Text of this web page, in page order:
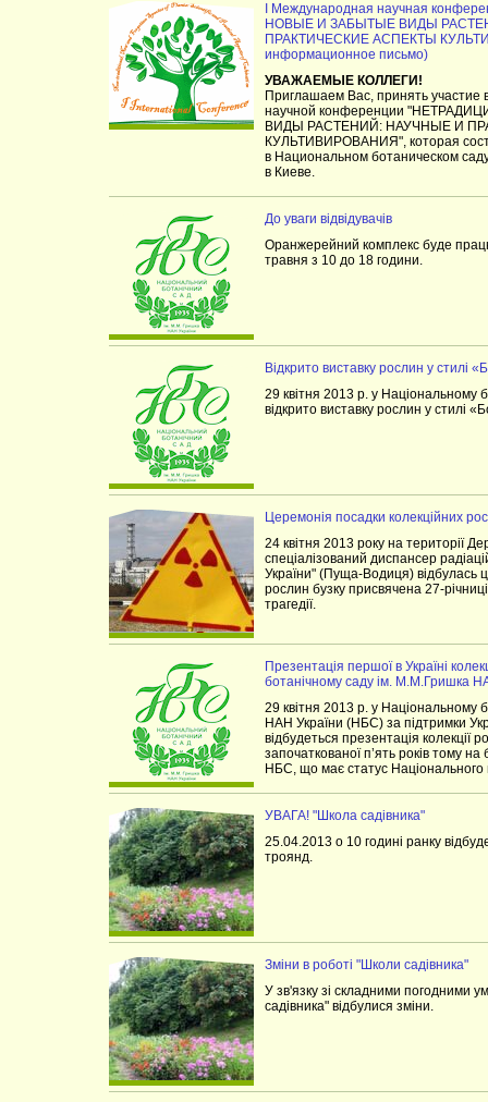
I Международная научная
НОВЫЕ И ЗАБЫТЫЕ ВИДЫ
ПРАКТИЧЕСКИЕ АСПЕКТЫ
информационное письмо)
УВАЖАЕМЫЕ КОЛЛЕГИ!
Приглашаем Вас, принять
научной конференции
ВИДЫ РАСТЕНИЙ: НАУЧНЫЕ И
КУЛЬТИВИРОВАНИЯ", которая
в Национальном ботаническом
в Киеве.
До уваги відвідувачів
Оранжерейний комплекс буде
травня з 10 до 18 години.
Відкрито виставку рослин у стилі
29 квітня 2013 р. у Національному
відкрито виставку рослин у стилі
Церемонія посадки колекційних
24 квітня 2013 року на території
спеціалізований диспансер
України" (Пуща-Водиця) відбулась
рослин бузку присвячена 27-
трагедії.
Презентація першої в Україні
ботанічному саду ім. М.М.Гришка
29 квітня 2013 р. у Національному
НАН України (НБС) за підтримки
відбудеться презентація колекції
започаткованої п’ять років тому на
НБС, що має статус
УВАГА! "Школа садівника"
25.04.2013 о 10 годині ранку
троянд.
Зміни в роботі "Школи садівника"
У зв'язку зі складними погодними
садівника" відбулися зміни.